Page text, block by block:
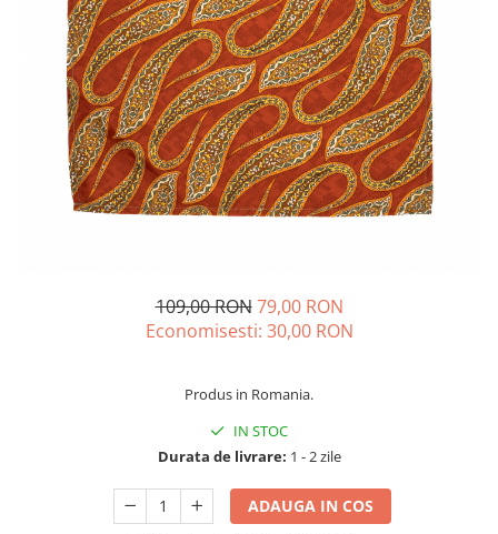
Fulare / Esarfe
109,00 RON 79,00 RON
Economisesti: 30,00 RON
Produs in Romania.
IN STOC
Durata de livrare: 1 - 2 zile
ADAUGA IN COS